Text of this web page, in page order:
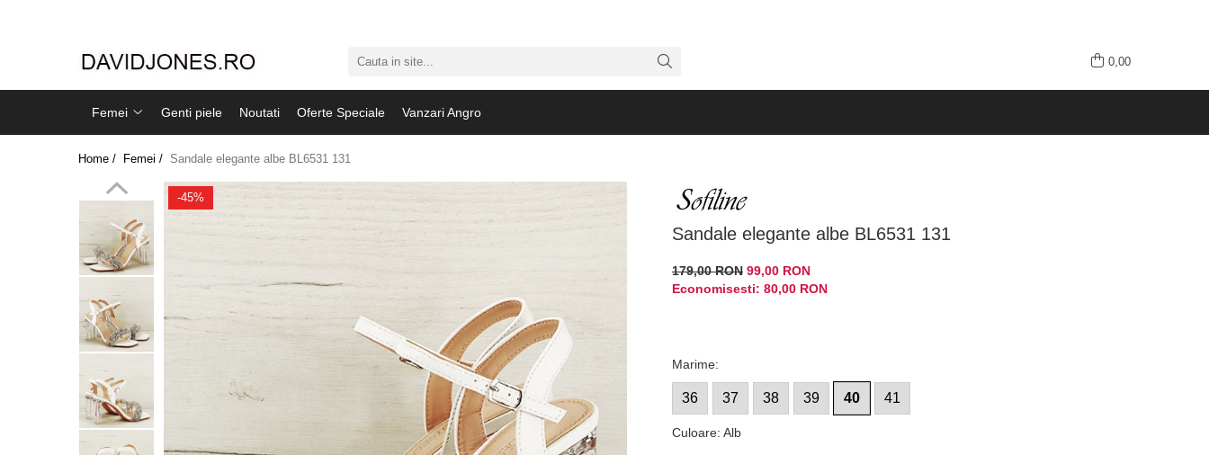
Camasi si topuri
Incaltaminte
Cizme si botine
Mocasini si balerini
0,00
Femei Genti piele Noutati Oferte Speciale Vanzari Angro
Home / Femei / Sandale elegante albe BL6531 131
Sandale elegante albe BL6531 131
-45%
179,00 RON 99,00 RON
Economisesti: 80,00 RON
Marime:
36 37 38 39 40 41
Culoare: Alb